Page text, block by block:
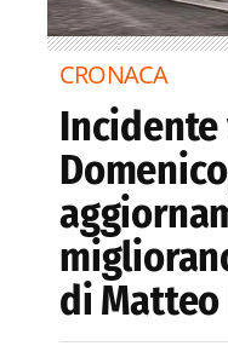
CRONACA
Incidente
di Matteo